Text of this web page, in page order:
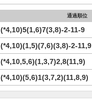
通過順位
(*4,10)5(1,6)7(3,8)-2-11-9
(*4,10)(1,5)(7,6)(3,8)-2-11,9
(*4,10,5,6)(1,3,7)2,8(11,9)
(*4,10)(5,6)1(3,7,2)(11,8,9)